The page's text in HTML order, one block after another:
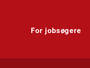
For jobsøgere